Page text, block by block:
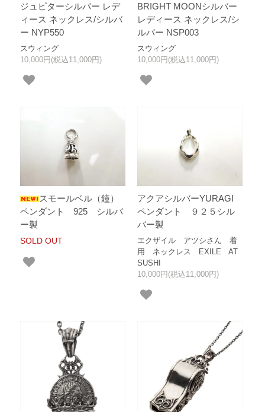
ジュピターシルバー レデ
ィース ネックレス/シルバ
ー NYP550
スウィング
10,000円(税込11,000円)
BRIGHT MOONシルバー
レディース ネックレス/シ
ルバー NSP003
スウィング
10,000円(税込11,000円)
スモールベル（鐘）
ペンダント 925 シルバ
ー製
SOLD OUT
アクアシルバーYURAGI
ペンダント ９２５シル
バー製
エクザイル アツシさん 着
用 ネックレス EXILE AT
SUSHI
10,000円(税込11,000円)